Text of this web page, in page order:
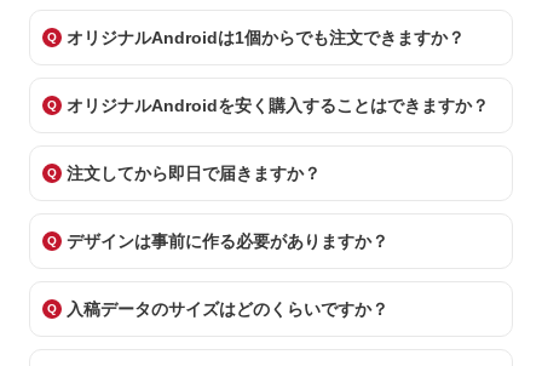
オリジナルAndroidは1個からでも注文できますか？
オリジナルAndroidを安く購入することはできますか？
注文してから即日で届きますか？
デザインは事前に作る必要がありますか？
入稿データのサイズはどのくらいですか？